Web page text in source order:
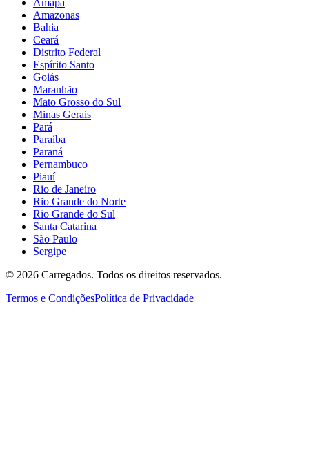
Amazonas
Bahia
Ceará
Distrito Federal
Espírito Santo
Goiás
Maranhão
Mato Grosso do Sul
Minas Gerais
Pará
Paraíba
Paraná
Pernambuco
Piauí
Rio de Janeiro
Rio Grande do Norte
Rio Grande do Sul
Santa Catarina
São Paulo
Sergipe
© 2026 Carregados. Todos os direitos reservados.
Termos e CondiçõesPolítica de Privacidade